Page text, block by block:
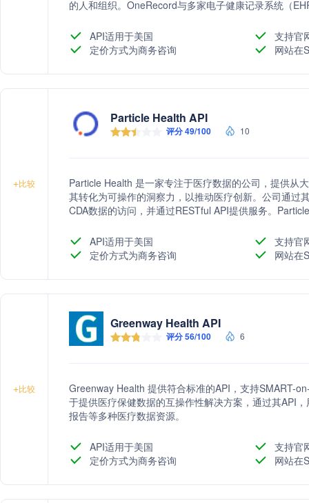
的人和组织。OneRecord与多家电子健康记录系统（
API适用于美国
支持官
定价方式为商务咨询
网站在
+比较
Particle Health API
评分 49/100 10
Particle Health 是一家专注于医疗数据的公司，提供从
其转化为可操作的洞察力，以推动医疗创新。公司通过
CDA数据的访问，并通过RESTful API提供服务。
系统的集成工作。
API适用于美国
支持官
定价方式为商务咨询
网站在
+比较
Greenway Health API
评分 56/100 6
Greenway Health 提供符合标准的API，支持SMART-
于提供医疗保健数据的互操作性解决方案，通过其API
报告等多种医疗数据资源。
API适用于美国
支持官
定价方式为商务咨询
网站在